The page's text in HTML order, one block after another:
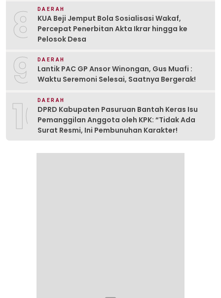
8 DAERAH
KUA Beji Jemput Bola Sosialisasi Wakaf,
Percepat Penerbitan Akta Ikrar hingga ke
Pelosok Desa
9 DAERAH
Lantik PAC GP Ansor Winongan, Gus Muafi :
Waktu Seremoni Selesai, Saatnya Bergerak!
10DAERAH
DPRD Kabupaten Pasuruan Bantah Keras Isu
Pemanggilan Anggota oleh KPK: “Tidak Ada
Surat Resmi, Ini Pembunuhan Karakter!